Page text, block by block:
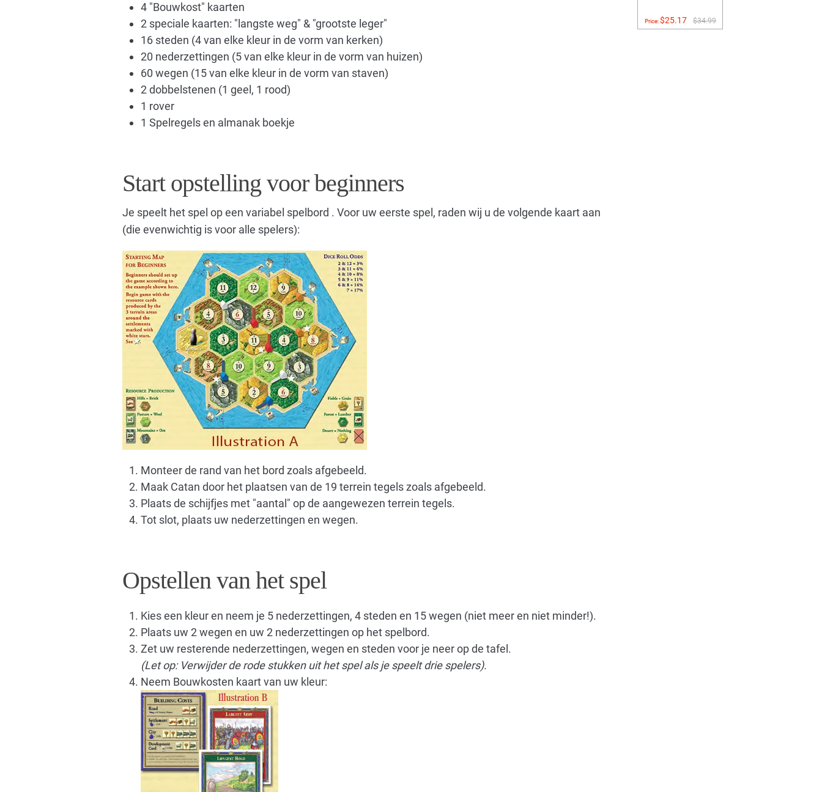
4 "Bouwkost" kaarten
2 speciale kaarten: "langste weg" & "grootste leger"
16 steden (4 van elke kleur in de vorm van kerken)
20 nederzettingen (5 van elke kleur in de vorm van huizen)
60 wegen (15 van elke kleur in de vorm van staven)
2 dobbelstenen (1 geel, 1 rood)
1 rover
1 Spelregels en almanak boekje
Start opstelling voor beginners
Je speelt het spel op een variabel spelbord . Voor uw eerste spel, raden wij u de volgende kaart aan
(die evenwichtig is voor alle spelers):
Monteer de rand van het bord zoals afgebeeld.
Maak Catan door het plaatsen van de 19 terrein tegels zoals afgebeeld.
Plaats de schijfjes met "aantal" op de aangewezen terrein tegels.
Tot slot, plaats uw nederzettingen en wegen.
Opstellen van het spel
Kies een kleur en neem je 5 nederzettingen, 4 steden en 15 wegen (niet meer en niet minder!).
Plaats uw 2 wegen en uw 2 nederzettingen op het spelbord.
Zet uw resterende nederzettingen, wegen en steden voor je neer op de tafel.
(Let op: Verwijder de rode stukken uit het spel als je speelt drie spelers).
Neem Bouwkosten kaart van uw kleur:
Price:$25.17 $34.99